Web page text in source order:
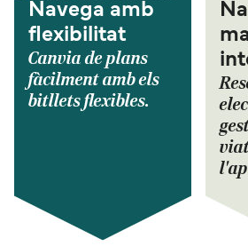
Navega amb
flexibilitat
Canvia de plans
fàcilment amb els
bitllets flexibles.